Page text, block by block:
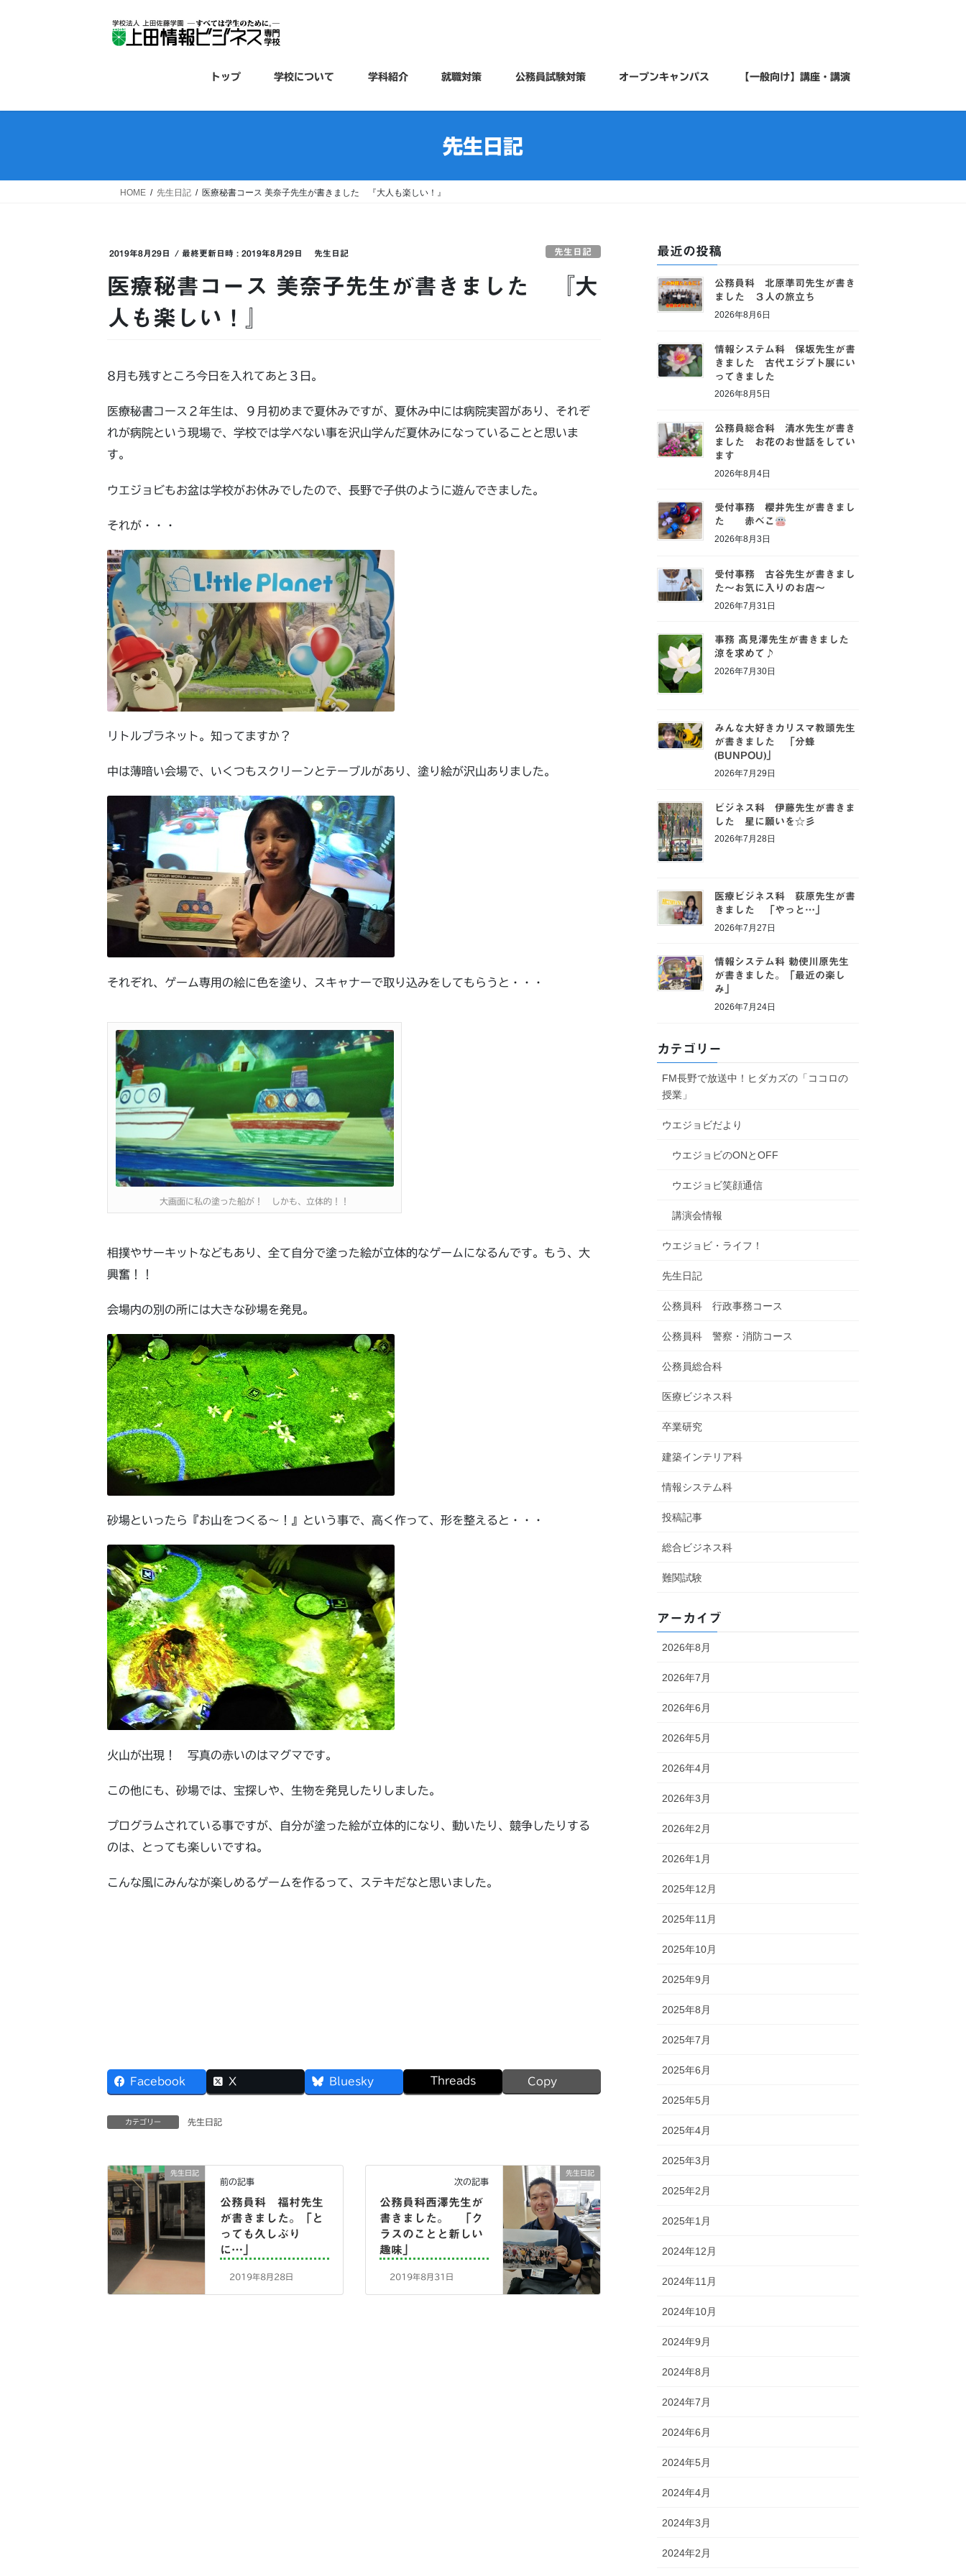
ス
ン
トップ 学校について 学科紹介 就職対策 公務員試験対策 オープンキャンパス 【一般向け】講座・講演
先生日記
HOME 先生日記 医療秘書コース 美奈子先生が書きました 『大人も楽しい！』
2019年8月29日 / 最終更新日時 :2019年8月29日 先生日記 先生日記
医療秘書コース 美奈子先生が書きました 『大
人も楽しい！』
8月も残すところ今日を入れてあと３日。
医療秘書コース２年生は、９月初めまで夏休みですが、夏休み中には病院実習があり、それぞ
れが病院という現場で、学校では学べない事を沢山学んだ夏休みになっていることと思いま
す。
ウエジョビもお盆は学校がお休みでしたので、長野で子供のように遊んできました。
それが・・・
リトルプラネット。知ってますか？
中は薄暗い会場で、いくつもスクリーンとテーブルがあり、塗り絵が沢山ありました。
それぞれ、ゲーム専用の絵に色を塗り、スキャナーで取り込みをしてもらうと・・・
大画面に私の塗った船が！ しかも、立体的！！
相撲やサーキットなどもあり、全て自分で塗った絵が立体的なゲームになるんです。もう、大
興奮！！
会場内の別の所には大きな砂場を発見。
砂場といったら『お山をつくる～！』という事で、高く作って、形を整えると・・・
火山が出現！ 写真の赤いのはマグマです。
この他にも、砂場では、宝探しや、生物を発見したりしました。
プログラムされている事ですが、自分が塗った絵が立体的になり、動いたり、競争したりする
のは、とっても楽しいですね。
こんな風にみんなが楽しめるゲームを作るって、ステキだなと思いました。
Facebook X Bluesky Threads Copy
カテゴリー 先生日記
先生日記
前の記事
公務員科 福村先生
が書きました。「と
っても久しぶり
に…」
2019年8月28日
先生日記
次の記事
公務員科西澤先生が
書きました。 「ク
ラスのことと新しい
趣味」
2019年8月31日
最近の投稿
公務員科 北原準司先生が書き
ました ３人の旅立ち
2026年8月6日
情報システム科 保坂先生が書
きました 古代エジプト展にい
ってきました
2026年8月5日
公務員総合科 清水先生が書き
ました お花のお世話をしてい
ます
2026年8月4日
受付事務 櫻井先生が書きまし
た 赤べこ
2026年8月3日
受付事務 古谷先生が書きまし
た～お気に入りのお店～
2026年7月31日
事務 髙見澤先生が書きました
涼を求めて♪
2026年7月30日
みんな大好きカリスマ教頭先生
が書きました 「分蜂
(BUNPOU)」
2026年7月29日
ビジネス科 伊藤先生が書きま
した 星に願いを☆彡
2026年7月28日
医療ビジネス科 荻原先生が書
きました 「やっと…」
2026年7月27日
情報システム科 勅使川原先生
が書きました。「最近の楽し
み」
2026年7月24日
カテゴリー
FM長野で放送中！ヒダカズの「ココロの
授業」
ウエジョビだより
ウエジョビのONとOFF
ウエジョビ笑顔通信
講演会情報
ウエジョビ・ライフ！
先生日記
公務員科 行政事務コース
公務員科 警察・消防コース
公務員総合科
医療ビジネス科
卒業研究
建築インテリア科
情報システム科
投稿記事
総合ビジネス科
難関試験
アーカイブ
2026年8月
2026年7月
2026年6月
2026年5月
2026年4月
2026年3月
2026年2月
2026年1月
2025年12月
2025年11月
2025年10月
2025年9月
2025年8月
2025年7月
2025年6月
2025年5月
2025年4月
2025年3月
2025年2月
2025年1月
2024年12月
2024年11月
2024年10月
2024年9月
2024年8月
2024年7月
2024年6月
2024年5月
2024年4月
2024年3月
2024年2月